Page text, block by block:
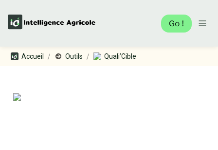
Go !
Accueil / Outils / Quali’Cible